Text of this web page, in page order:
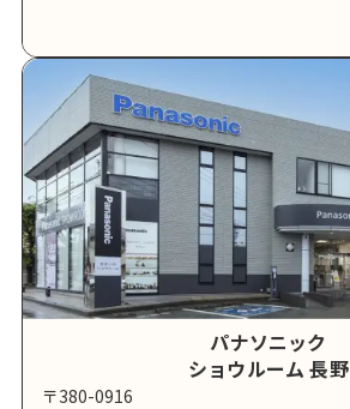
パナソニック
ショウルーム 長野
〒380-0916